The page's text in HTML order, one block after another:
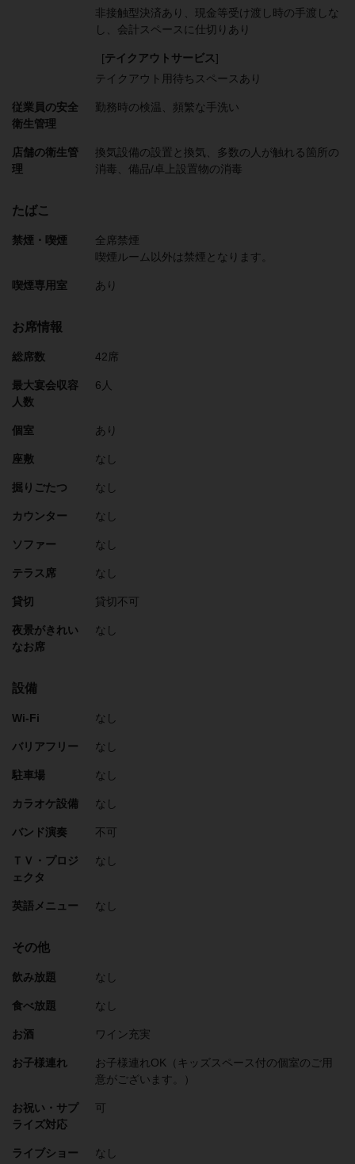
非接触型決済あり
現金等受け渡し時の手渡しな
し
会計スペースに仕切りあり
[テイクアウトサービス]
テイクアウト用待ちスペースあり
従業員の安全
衛生管理
勤務時の検温 頻繁な手洗い
店舗の衛生管
理
換気設備の設置と換気
多数の人が触れる箇所の
消毒
備品/卓上設置物の消毒
たばこ
禁煙・喫煙
全席禁煙
喫煙ルーム以外は禁煙となります。
喫煙専用室 あり
お席情報
総席数 42席
最大宴会収容
人数
6人
個室 あり
座敷 なし
掘りごたつ なし
カウンター なし
ソファー なし
テラス席 なし
貸切 貸切不可
夜景がきれい
なお席
なし
設備
Wi-Fi なし
バリアフリー なし
駐車場 なし
カラオケ設備 なし
バンド演奏 不可
ＴＶ・プロジ
ェクタ
なし
英語メニュー なし
その他
飲み放題 なし
食べ放題 なし
お酒 ワイン充実
お子様連れ
お子様連れOK（キッズスペース付の個室のご用
意がございます。）
お祝い・サプ
ライズ対応
可
ライブショー なし